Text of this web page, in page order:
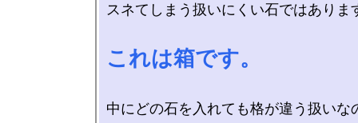
スネてしまう扱いにくい石ではありま
これは箱です。
中にどの石を入れても格が違う扱いな